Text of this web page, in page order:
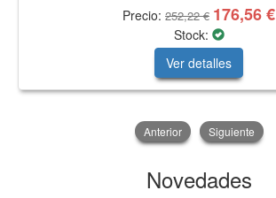
Precio: 252,22 € 176,56 €
Stock:
Ver detalles
Anterior Siguiente
Novedades